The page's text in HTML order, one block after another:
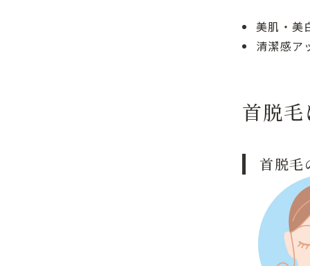
美肌・美
清潔感ア
首脱
首脱毛